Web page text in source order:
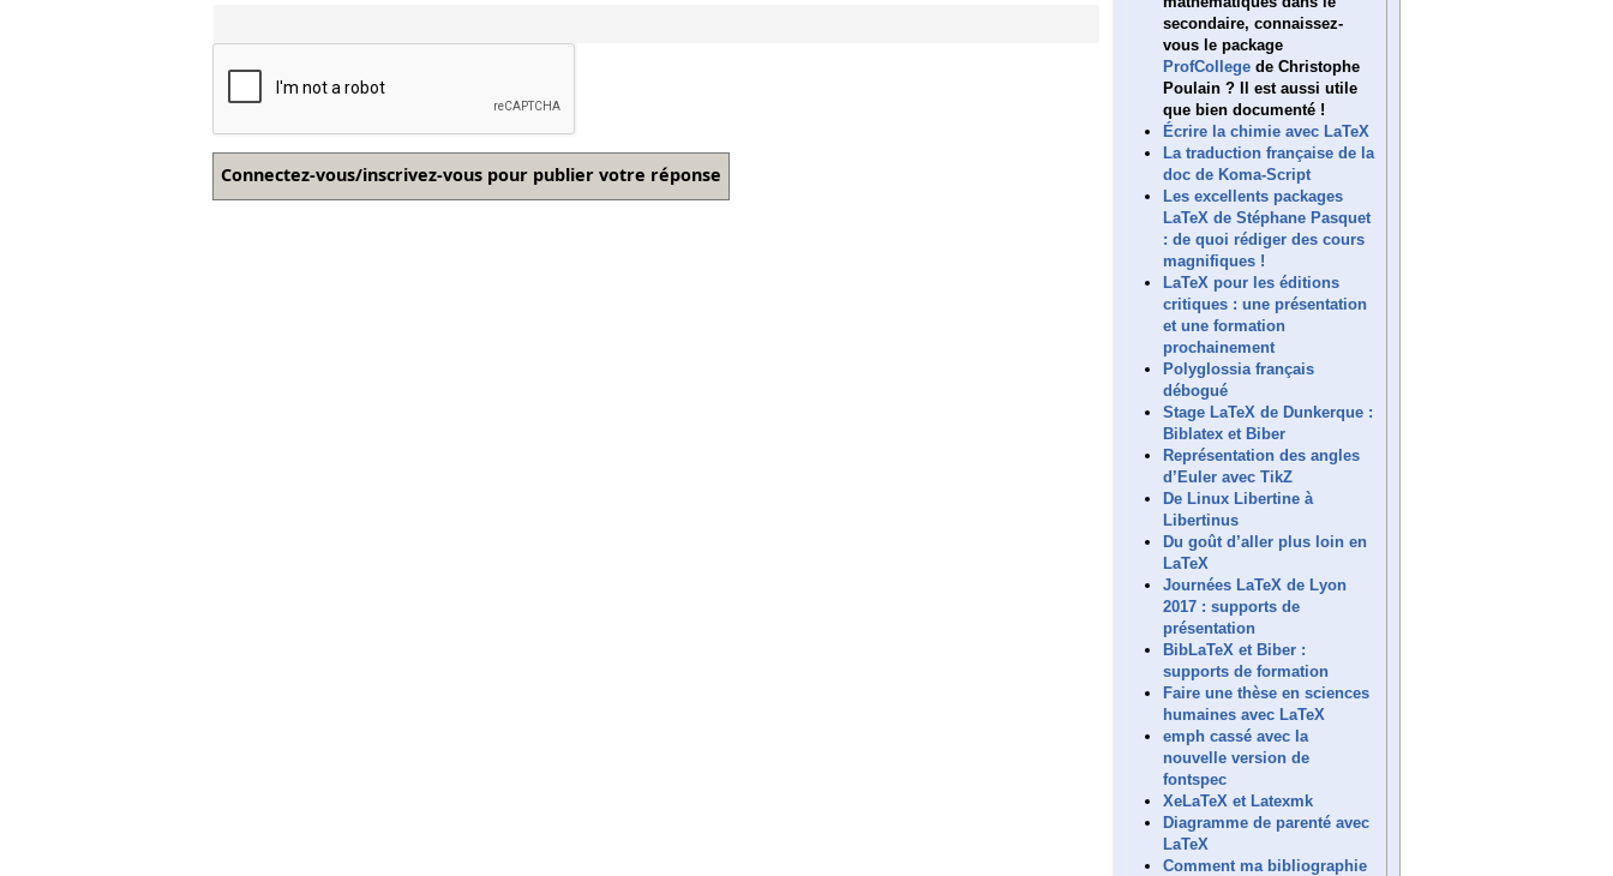
secondaire, connaissez-
vous le package
ProfCollege de Christophe
Poulain ? Il est aussi utile
que bien documenté !
Écrire la chimie avec LaTeX
La traduction française de la
doc de Koma-Script
Les excellents packages
LaTeX de Stéphane Pasquet
: de quoi rédiger des cours
magnifiques !
LaTeX pour les éditions
critiques : une présentation
et une formation
prochainement
Polyglossia français
débogué
Stage LaTeX de Dunkerque :
Biblatex et Biber
Représentation des angles
d’Euler avec TikZ
De Linux Libertine à
Libertinus
Du goût d’aller plus loin en
LaTeX
Journées LaTeX de Lyon
2017 : supports de
présentation
BibLaTeX et Biber :
supports de formation
Faire une thèse en sciences
humaines avec LaTeX
emph cassé avec la
nouvelle version de
fontspec
XeLaTeX et Latexmk
Diagramme de parenté avec
LaTeX
Comment ma bibliographie